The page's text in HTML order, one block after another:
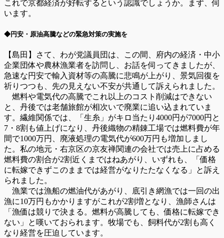
これで京都経済が好転するという認識でしょうか。まず、伺
います。
◆円安・原油高騰などの緊急対策の実施を
【島田】さて、わが党議員団は、この間、府内の経済・中小
企業団体や農林漁業者を訪問し、お話を伺ってきましたが、
急速な円安で輸入資材等の高騰に悲鳴が上がり、景気回復を
祈りつつも、先の見えない不安が共通して訴えられました。
燃料や電気代の高騰でこれ以上のコスト削減はできない
と、丹後では老舗旅館が相次いで廃業に追い込まれていま
す。繊維関係では、「生糸」がキロ当たり4000円が7000円と
7・8割も値上げになり、丹後織物の精錬工場では燃料費が年
間で1000万円、廃液処理の電気代が600万円も増加しまし
た。私の地元・右京区の京友禅関連の会社では売上に占める
燃料費の割合が2割近くまではねあがり、いずれも、「価格
に転嫁できずこのままでは経営がなりたたなくなる」と訴え
られました。
漁業では漁船の燃油代があがり、底引き網漁では一回の出
漁に10万円もかかりますがこれが2割増となり、漁師さんは
「漁価は競りで決まる。燃料が高騰しても、価格に転嫁でき
ない」と嘆いておられます。牧場でも、飼料代が2割も高く
なり経営を圧迫しています。